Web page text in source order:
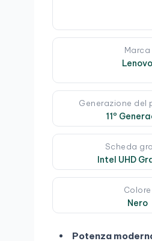
Marca
Lenovo
Generazione del
11º
Scheda
Intel UHD
Colore
Nero
Potenza